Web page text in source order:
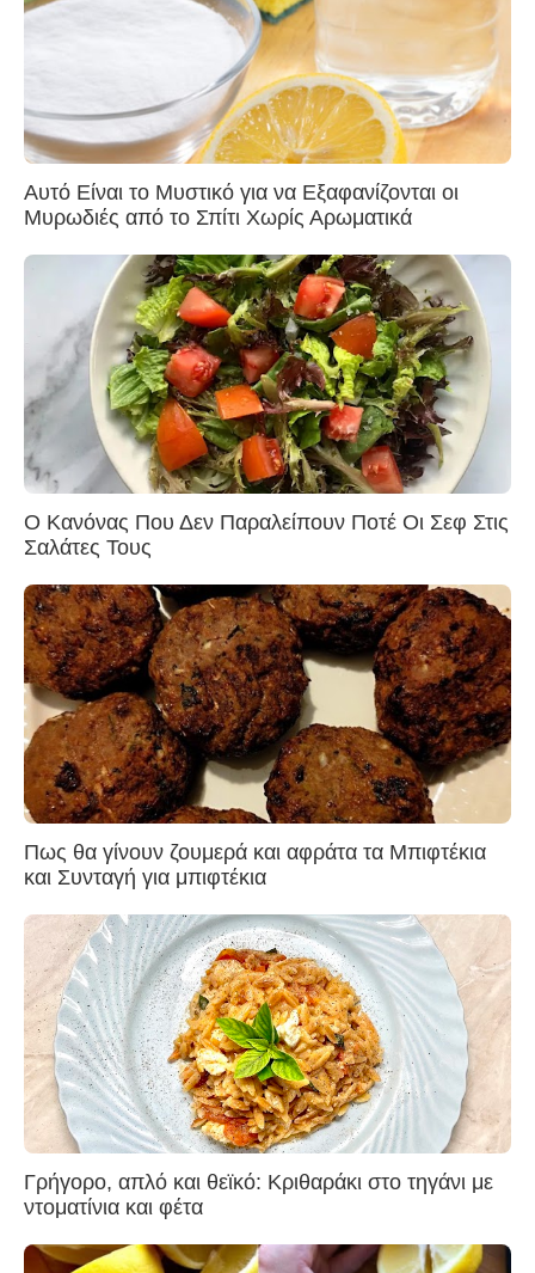
Αυτό Είναι το Μυστικό για να Εξαφανίζονται οι
Μυρωδιές από το Σπίτι Χωρίς Αρωματικά
Ο Κανόνας Που Δεν Παραλείπουν Ποτέ Οι Σεφ Στις
Σαλάτες Τους
Πως θα γίνουν ζουμερά και αφράτα τα Μπιφτέκια
και Συνταγή για μπιφτέκια
Γρήγορο, απλό και θεϊκό: Κριθαράκι στο τηγάνι με
ντοματίνια και φέτα